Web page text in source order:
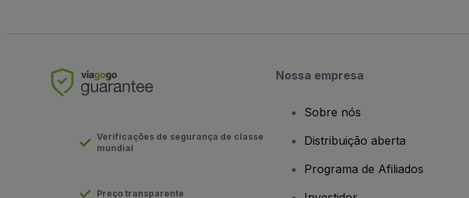
Verificações de segurança de classe
mundial
Preço transparente
Nossa empresa
Sobre nós
Distribuição aberta
Programa de Afiliados